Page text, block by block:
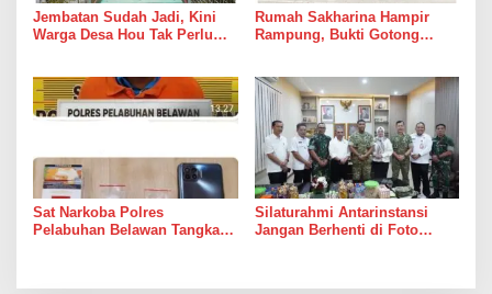
Jembatan Sudah Jadi, Kini
Warga Desa Hou Tak Perlu
Rumah Sakharina Hampir
Rampung, Bukti Gotong
Sat Narkoba Polres
Pelabuhan Belawan Tangkap
Silaturahmi Antarinstansi
Jangan Berhenti di Foto